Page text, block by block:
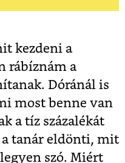
kezdeni a
rábíznám a
Dóránál is
most benne van
a tíz százalékát
a tanár eldönti, mit
szó. Miért